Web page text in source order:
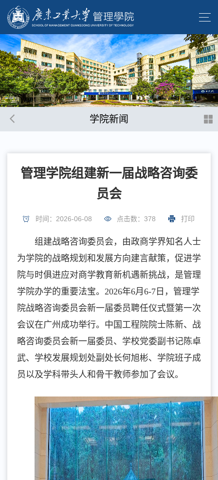
学院新闻
管理学院组建新一届战略咨询委
员会
时间：2026-06-08 点击数： 378 打印
组建战略咨询委员会，由政商学界知名人士
为学院的战略规划和发展方向建言献策，促进学
院与时俱进应对商学教育新机遇新挑战，是管理
学院办学的重要法宝。2026年6月6-7日，管理学
院战略咨询委员会新一届委员聘任仪式暨第一次
会议在广州成功举行。中国工程院院士陈新、战
略咨询委员会新一届委员、学校党委副书记陈卓
武、学校发展规划处副处长何旭彬、学院班子成
员以及学科带头人和骨干教师参加了会议。